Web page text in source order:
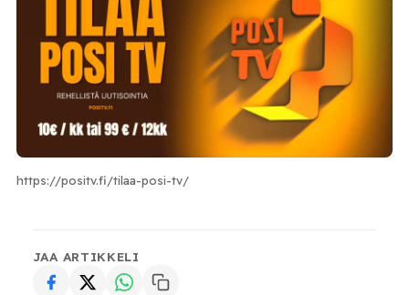
https://positv.fi/tilaa-posi-tv/
JAA ARTIKKELI